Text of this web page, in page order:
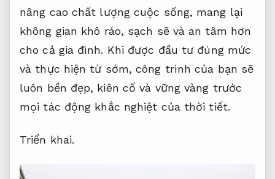
nâng cao chất lượng cuộc sống, mang lại
không gian khô ráo, sạch sẽ và an tâm hơn
cho cả gia đình. Khi được đầu tư đúng mức
và thực hiện từ sớm, công trình của bạn sẽ
luôn bền đẹp, kiên cố và vững vàng trước
mọi tác động khắc nghiệt của thời tiết.
Triển khai.